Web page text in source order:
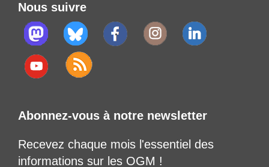
Nous suivre
Abonnez-vous à notre newsletter
Recevez chaque mois l'essentiel des
informations sur les OGM !